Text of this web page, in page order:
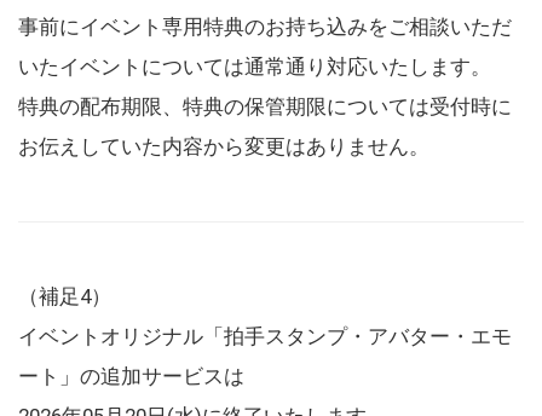
事前にイベント専用特典のお持ち込みをご相談いただ
いたイベントについては通常通り対応いたします。
特典の配布期限、特典の保管期限については受付時に
お伝えしていた内容から変更はありません。
（補足4）
イベントオリジナル「拍手スタンプ・アバター・エモ
ート」の追加サービスは